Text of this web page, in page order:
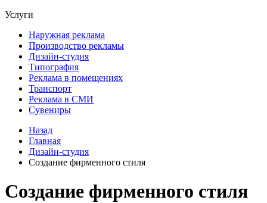
Услуги
Наружная реклама
Производство рекламы
Дизайн-студия
Типография
Реклама в помещениях
Транспорт
Реклама в СМИ
Сувениры
Назад
Главная
Дизайн-студия
Создание фирменного стиля
Создание фирменного стиля